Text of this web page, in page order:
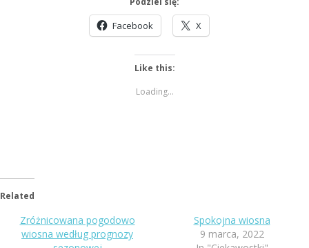
Facebook X
Like this:
Loading...
Related
Zróżnicowana pogodowo
wiosna według prognozy
Spokojna wiosna
9 marca, 2022